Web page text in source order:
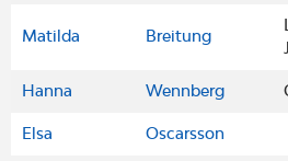
Matilda Breitung
Hanna Wennberg
Elsa Oscarsson